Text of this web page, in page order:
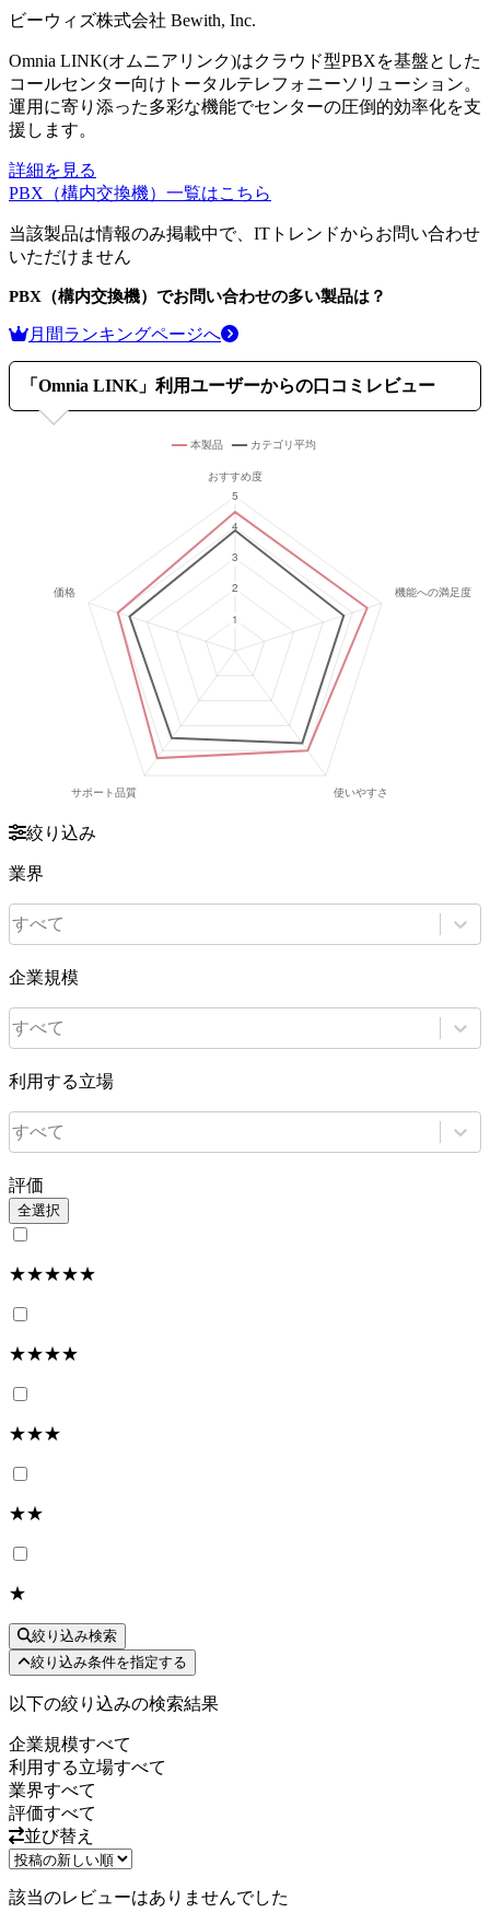
ビーウィズ株式会社 Bewith, Inc.
Omnia LINK(オムニアリンク)はクラウド型PBXを基盤とした
コールセンター向けトータルテレフォニーソリューション。
運用に寄り添った多彩な機能でセンターの圧倒的効率化を支
援します。
詳細を見る
PBX（構内交換機） 一覧はこちら
当該製品は情報のみ掲載中で、ITトレンドからお問い合わせ
いただけません
PBX（構内交換機） でお問い合わせの多い製品は？
月間ランキングページへ
「 Omnia LINK 」利用ユーザーからの口コミレビュー
絞り込み
業界
すべて
企業規模
すべて
利用する立場
すべて
評価
全選択
★★★★★
★★★★
★★★
★★
★
絞り込み検索
絞り込み条件を指定する
以下の絞り込みの検索結果
企業規模すべて
利用する立場すべて
業界すべて
評価すべて
並び替え
該当のレビューはありませんでした